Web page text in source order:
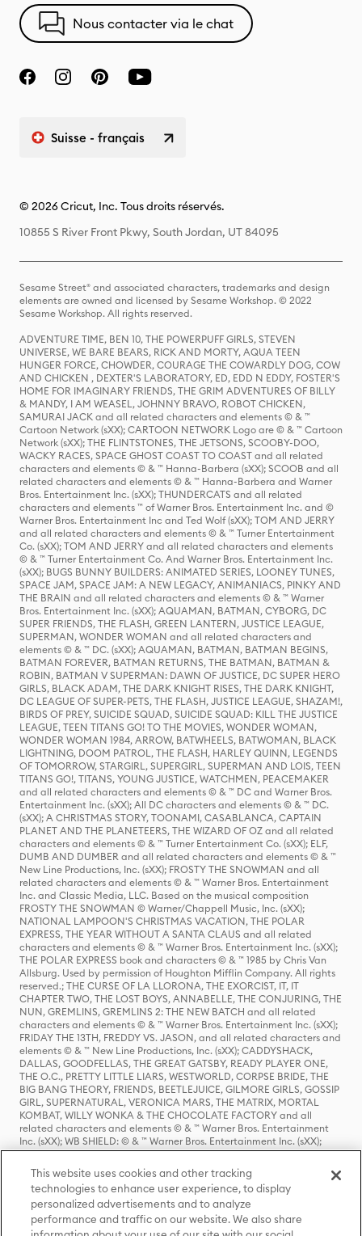
Nous contacter via le chat
Suisse - français
© 2026 Cricut, Inc. Tous droits réservés.
10855 S River Front Pkwy, South Jordan, UT 84095
Sesame Street® and associated characters, trademarks and design
elements are owned and licensed by Sesame Workshop. © 2022
Sesame Workshop. All rights reserved.
ADVENTURE TIME, BEN 10, THE POWERPUFF GIRLS, STEVEN
UNIVERSE, WE BARE BEARS, RICK AND MORTY, AQUA TEEN
HUNGER FORCE, CHOWDER, COURAGE THE COWARDLY DOG, COW
AND CHICKEN , DEXTER'S LABORATORY, ED, EDD N EDDY, FOSTER'S
HOME FOR IMAGINARY FRIENDS, THE GRIM ADVENTURES OF BILLY
& MANDY, I AM WEASEL, JOHNNY BRAVO, ROBOT CHICKEN,
SAMURAI JACK and all related characters and elements © & ™
Cartoon Network (sXX); CARTOON NETWORK Logo are © & ™ Cartoon
Network (sXX); THE FLINTSTONES, THE JETSONS, SCOOBY-DOO,
WACKY RACES, SPACE GHOST COAST TO COAST and all related
characters and elements © & ™ Hanna-Barbera (sXX); SCOOB and all
related characters and elements © & ™ Hanna-Barbera and Warner
Bros. Entertainment Inc. (sXX); THUNDERCATS and all related
characters and elements ™ of Warner Bros. Entertainment Inc. and ©
Warner Bros. Entertainment Inc and Ted Wolf (sXX); TOM AND JERRY
and all related characters and elements © & ™ Turner Entertainment
Co. (sXX); TOM AND JERRY and all related characters and elements
© & ™ Turner Entertainment Co. And Warner Bros. Entertainment Inc.
(sXX); BUGS BUNNY BUILDERS: ANIMATED SERIES, LOONEY TUNES,
SPACE JAM, SPACE JAM: A NEW LEGACY, ANIMANIACS, PINKY AND
THE BRAIN and all related characters and elements © & ™ Warner
Bros. Entertainment Inc. (sXX); AQUAMAN, BATMAN, CYBORG, DC
SUPER FRIENDS, THE FLASH, GREEN LANTERN, JUSTICE LEAGUE,
SUPERMAN, WONDER WOMAN and all related characters and
elements © & ™ DC. (sXX); AQUAMAN, BATMAN, BATMAN BEGINS,
BATMAN FOREVER, BATMAN RETURNS, THE BATMAN, BATMAN &
ROBIN, BATMAN V SUPERMAN: DAWN OF JUSTICE, DC SUPER HERO
GIRLS, BLACK ADAM, THE DARK KNIGHT RISES, THE DARK KNIGHT,
DC LEAGUE OF SUPER-PETS, THE FLASH, JUSTICE LEAGUE, SHAZAM!,
BIRDS OF PREY, SUICIDE SQUAD, SUICIDE SQUAD: KILL THE JUSTICE
LEAGUE, TEEN TITANS GO! TO THE MOVIES, WONDER WOMAN,
WONDER WOMAN 1984, ARROW, BATWHEELS, BATWOMAN, BLACK
LIGHTNING, DOOM PATROL, THE FLASH, HARLEY QUINN, LEGENDS
OF TOMORROW, STARGIRL, SUPERGIRL, SUPERMAN AND LOIS, TEEN
TITANS GO!, TITANS, YOUNG JUSTICE, WATCHMEN, PEACEMAKER
and all related characters and elements © & ™ DC and Warner Bros.
Entertainment Inc. (sXX); All DC characters and elements © & ™ DC.
(sXX); A CHRISTMAS STORY, TOONAMI, CASABLANCA, CAPTAIN
PLANET AND THE PLANETEERS, THE WIZARD OF OZ and all related
characters and elements © & ™ Turner Entertainment Co. (sXX); ELF,
DUMB AND DUMBER and all related characters and elements © & ™
New Line Productions, Inc. (sXX); FROSTY THE SNOWMAN and all
related characters and elements © & ™ Warner Bros. Entertainment
Inc. and Classic Media, LLC. Based on the musical composition
FROSTY THE SNOWMAN © Warner/Chappell Music, Inc. (sXX);
NATIONAL LAMPOON'S CHRISTMAS VACATION, THE POLAR
EXPRESS, THE YEAR WITHOUT A SANTA CLAUS and all related
characters and elements © & ™ Warner Bros. Entertainment Inc. (sXX);
THE POLAR EXPRESS book and characters © & ™ 1985 by Chris Van
Allsburg. Used by permission of Houghton Mifflin Company. All rights
reserved.; THE CURSE OF LA LLORONA, THE EXORCIST, IT, IT
CHAPTER TWO, THE LOST BOYS, ANNABELLE, THE CONJURING, THE
NUN, GREMLINS, GREMLINS 2: THE NEW BATCH and all related
characters and elements © & ™ Warner Bros. Entertainment Inc. (sXX);
FRIDAY THE 13TH, FREDDY VS. JASON, and all related characters and
elements © & ™ New Line Productions, Inc. (sXX); CADDYSHACK,
DALLAS, GOODFELLAS, THE GREAT GATSBY, READY PLAYER ONE,
THE O.C., PRETTY LITTLE LIARS, WESTWORLD, CORPSE BRIDE, THE
BIG BANG THEORY, FRIENDS, BEETLEJUICE, GILMORE GIRLS, GOSSIP
GIRL, SUPERNATURAL, VERONICA MARS, THE MATRIX, MORTAL
KOMBAT, WILLY WONKA & THE CHOCOLATE FACTORY and all
related characters and elements © & ™ Warner Bros. Entertainment
Inc. (sXX); WB SHIELD: © & ™ Warner Bros. Entertainment Inc. (sXX);
HOUSE OF THE DRAGON, GAME OF THRONES, and all related
characters and elements © & ™ Home Box Office, Inc. (sXX); CHILLING
ADVENTURES OF SABRINA, RIVERDALE © & ™ Warner Bros.
Entertainment Inc. Archie Comics and all related characters and
elements © & ™ Archie Comic Publications, Inc. Used with permission.
(sXX); SEINFELD and all related characters and elements © & ™ Castle
Rock Entertainment. (sXX); TED LASSO © & ™ Warner Bros.
This website uses cookies and other tracking
technologies to enhance user experience, to display
personalized advertisements and to analyze
performance and traffic on our website. We also share